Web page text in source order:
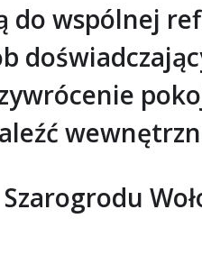
wspólnej